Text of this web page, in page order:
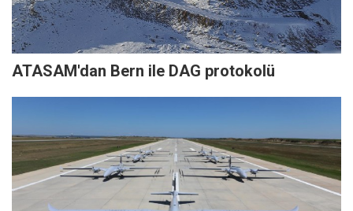
ATASAM'dan Bern ile DAG protokolü